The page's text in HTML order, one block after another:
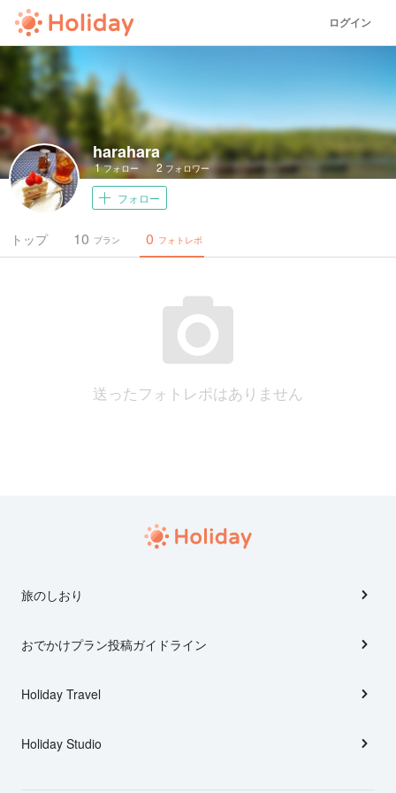
ログイン
harahara
1フォロー 2 フォロワー
フォロー
トップ プラン
10 フォトレポ
0
送ったフォトレポはありません
旅のしおり
おでかけプラン投稿ガイドライン
Holiday Travel
Holiday Studio